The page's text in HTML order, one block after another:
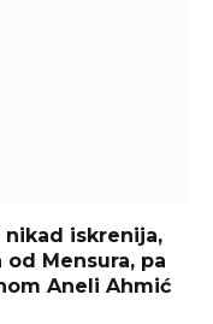
nikad iskrenija,
Mensura, pa
Aneli Ahmić